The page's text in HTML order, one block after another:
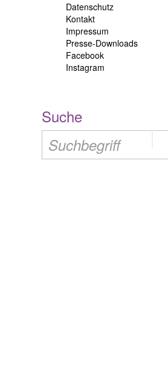
Datenschutz
Kontakt
Impressum
Presse-Downloads
Facebook
Instagram
Suche